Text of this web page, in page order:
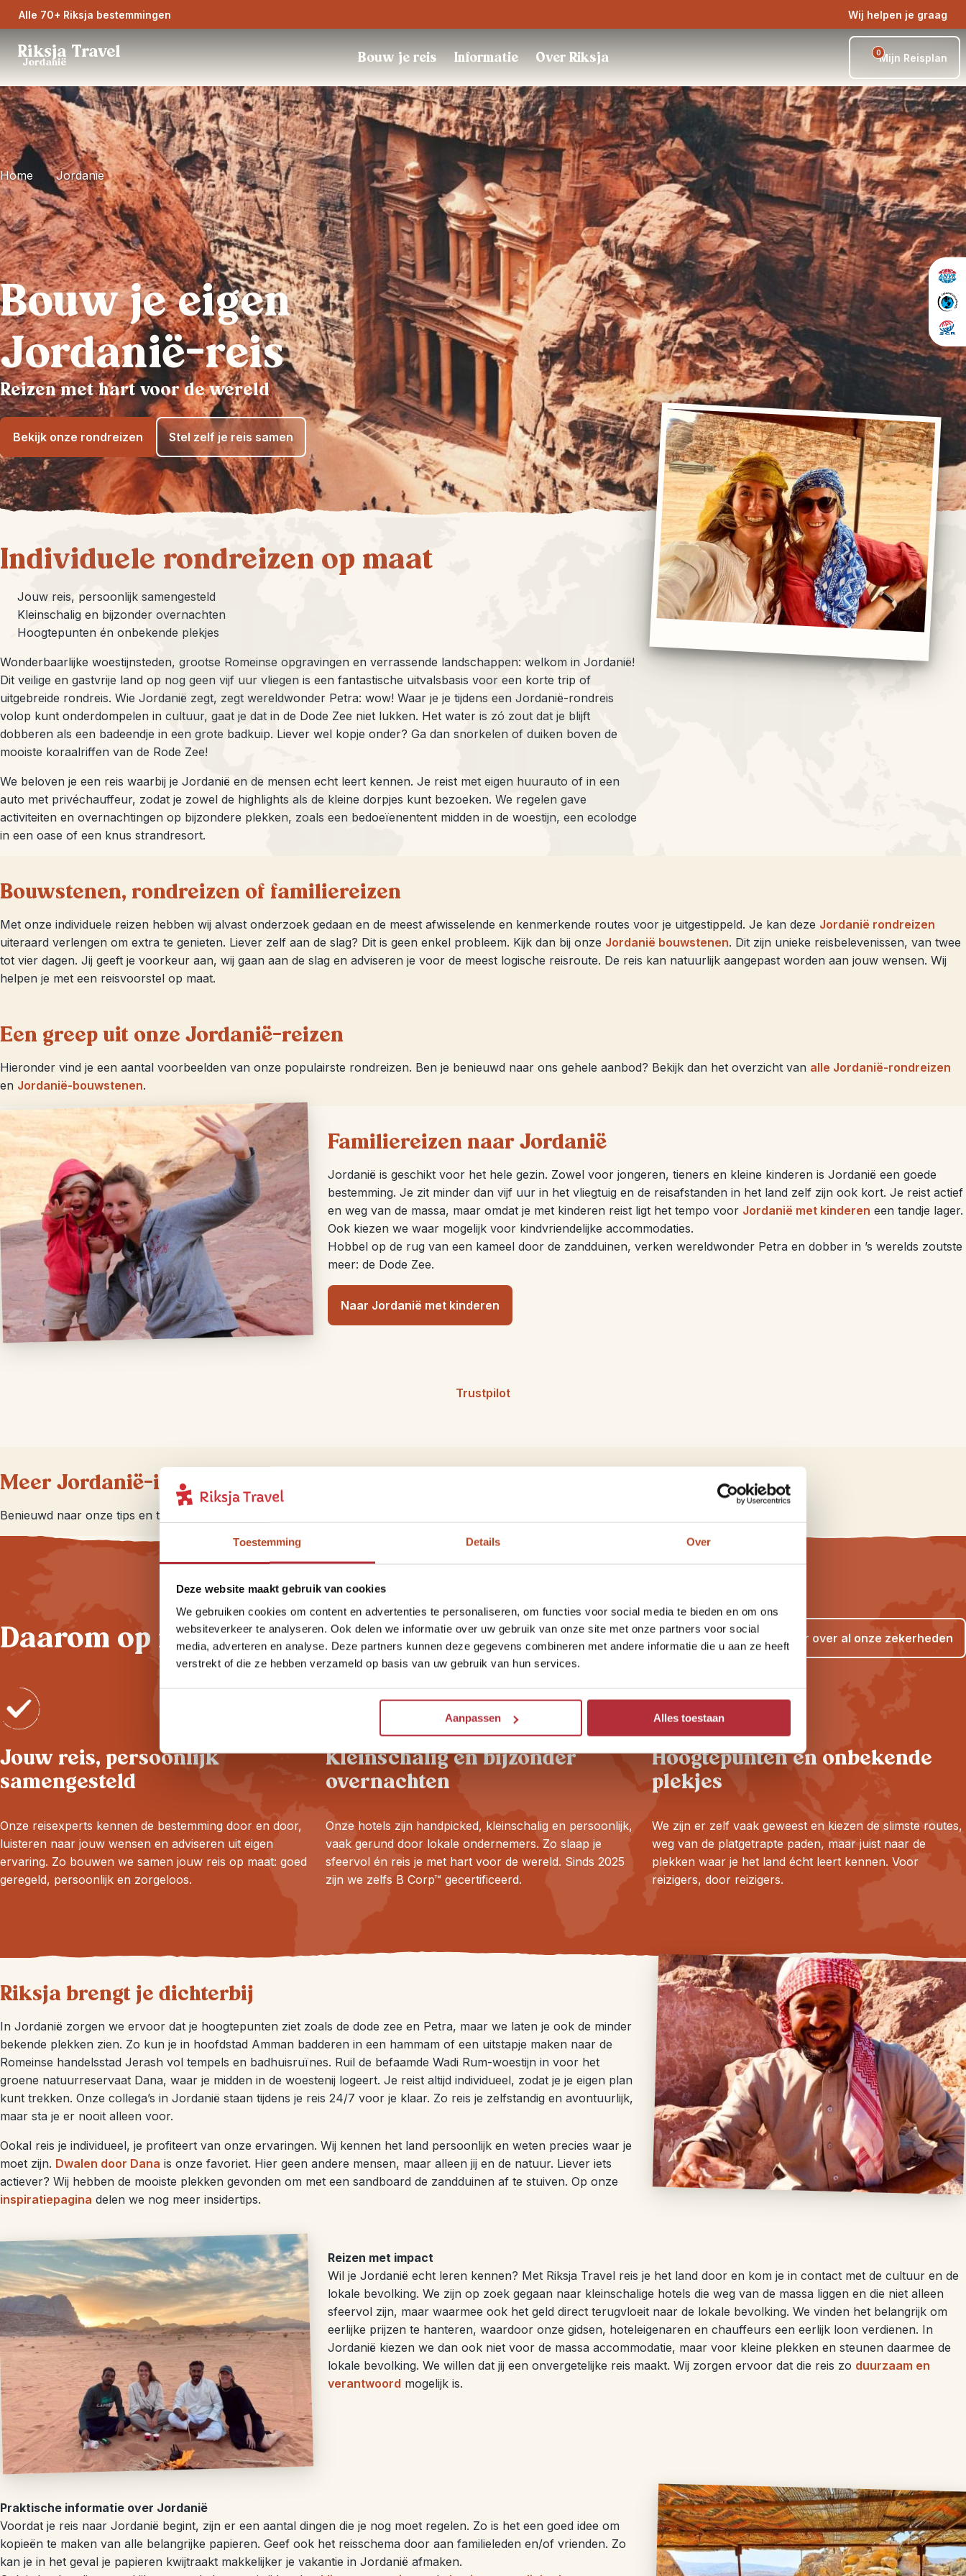
Toestemming Details Over
Deze website maakt gebruik van cookies
We gebruiken cookies om content en advertenties te personaliseren, om functies voor social media te bieden en om ons
websiteverkeer te analyseren. Ook delen we informatie over uw gebruik van onze site met onze partners voor social
media, adverteren en analyse. Deze partners kunnen deze gegevens combineren met andere informatie die u aan ze heeft
verstrekt of die ze hebben verzameld op basis van uw gebruik van hun services.
Aanpassen Alles toestaan
Alle 70+ Riksja bestemmingen Wij helpen je graag
Riksja Travel
Jordanië Bouw je reis Informatie Over Riksja 0Mijn Reisplan
Home Jordanie
Bouw je eigen
Jordanië-reis
Reizen met hart voor de wereld
Bekijk onze rondreizen Stel zelf je reis samen
Individuele rondreizen op maat
Jouw reis, persoonlijk samengesteld
Kleinschalig en bijzonder overnachten
Hoogtepunten én onbekende plekjes
Wonderbaarlijke woestijnsteden, grootse Romeinse opgravingen en verrassende landschappen: welkom in Jordanië!
Dit veilige en gastvrije land op nog geen vijf uur vliegen is een fantastische uitvalsbasis voor een korte trip of
uitgebreide rondreis. Wie Jordanië zegt, zegt wereldwonder Petra: wow! Waar je je tijdens een Jordanië-rondreis
volop kunt onderdompelen in cultuur, gaat je dat in de Dode Zee niet lukken. Het water is zó zout dat je blijft
dobberen als een badeendje in een grote badkuip. Liever wel kopje onder? Ga dan snorkelen of duiken boven de
mooiste koraalriffen van de Rode Zee!
We beloven je een reis waarbij je Jordanië en de mensen echt leert kennen. Je reist met eigen huurauto of in een
auto met privéchauffeur, zodat je zowel de highlights als de kleine dorpjes kunt bezoeken. We regelen gave
activiteiten en overnachtingen op bijzondere plekken, zoals een bedoeïenentent midden in de woestijn, een ecolodge
in een oase of een knus strandresort.
Bouwstenen, rondreizen of familiereizen
Met onze individuele reizen hebben wij alvast onderzoek gedaan en de meest afwisselende en kenmerkende routes voor je uitgestippeld. Je kan deze Jordanië rondreizen
uiteraard verlengen om extra te genieten. Liever zelf aan de slag? Dit is geen enkel probleem. Kijk dan bij onze Jordanië bouwstenen. Dit zijn unieke reisbelevenissen, van twee
tot vier dagen. Jij geeft je voorkeur aan, wij gaan aan de slag en adviseren je voor de meest logische reisroute. De reis kan natuurlijk aangepast worden aan jouw wensen. Wij
helpen je met een reisvoorstel op maat.
Een greep uit onze Jordanië-reizen
Hieronder vind je een aantal voorbeelden van onze populairste rondreizen. Ben je benieuwd naar ons gehele aanbod? Bekijk dan het overzicht van alle Jordanië-rondreizen
en Jordanië-bouwstenen.
Familiereizen naar Jordanië
Jordanië is geschikt voor het hele gezin. Zowel voor jongeren, tieners en kleine kinderen is Jordanië een goede
bestemming. Je zit minder dan vijf uur in het vliegtuig en de reisafstanden in het land zelf zijn ook kort. Je reist actief
en weg van de massa, maar omdat je met kinderen reist ligt het tempo voor Jordanië met kinderen een tandje lager.
Ook kiezen we waar mogelijk voor kindvriendelijke accommodaties.
Hobbel op de rug van een kameel door de zandduinen, verken wereldwonder Petra en dobber in ’s werelds zoutste
meer: de Dode Zee.
Naar Jordanië met kinderen
Trustpilot
Meer Jordanië-informatie en inspiratie
Benieuwd naar onze tips en tricks, reiservaringen en actuele nieuwtjes over Jordanië? Je vindt het allemaal op ons
Daarom op reis met Riksja Travel Lees meer over al onze zekerheden
Jouw reis, persoonlijk
samengesteld
Onze reisexperts kennen de bestemming door en door,
luisteren naar jouw wensen en adviseren uit eigen
ervaring. Zo bouwen we samen jouw reis op maat: goed
geregeld, persoonlijk en zorgeloos.
Kleinschalig en bijzonder
overnachten
Onze hotels zijn handpicked, kleinschalig en persoonlijk,
vaak gerund door lokale ondernemers. Zo slaap je
sfeervol én reis je met hart voor de wereld. Sinds 2025
zijn we zelfs B Corp™ gecertificeerd.
Hoogtepunten én onbekende
plekjes
We zijn er zelf vaak geweest en kiezen de slimste routes,
weg van de platgetrapte paden, maar juist naar de
plekken waar je het land écht leert kennen. Voor
reizigers, door reizigers.
Riksja brengt je dichterbij
In Jordanië zorgen we ervoor dat je hoogtepunten ziet zoals de dode zee en Petra, maar we laten je ook de minder
bekende plekken zien. Zo kun je in hoofdstad Amman badderen in een hammam of een uitstapje maken naar de
Romeinse handelsstad Jerash vol tempels en badhuisruïnes. Ruil de befaamde Wadi Rum-woestijn in voor het
groene natuurreservaat Dana, waar je midden in de woestenij logeert. Je reist altijd individueel, zodat je je eigen plan
kunt trekken. Onze collega’s in Jordanië staan tijdens je reis 24/7 voor je klaar. Zo reis je zelfstandig en avontuurlijk,
maar sta je er nooit alleen voor.
Ookal reis je individueel, je profiteert van onze ervaringen. Wij kennen het land persoonlijk en weten precies waar je
moet zijn. Dwalen door Dana is onze favoriet. Hier geen andere mensen, maar alleen jij en de natuur. Liever iets
actiever? Wij hebben de mooiste plekken gevonden om met een sandboard de zandduinen af te stuiven. Op onze
inspiratiepagina delen we nog meer insidertips.
Reizen met impact
Wil je Jordanië echt leren kennen? Met Riksja Travel reis je het land door en kom je in contact met de cultuur en de
lokale bevolking. We zijn op zoek gegaan naar kleinschalige hotels die weg van de massa liggen en die niet alleen
sfeervol zijn, maar waarmee ook het geld direct terugvloeit naar de lokale bevolking. We vinden het belangrijk om
eerlijke prijzen te hanteren, waardoor onze gidsen, hoteleigenaren en chauffeurs een eerlijk loon verdienen. In
Jordanië kiezen we dan ook niet voor de massa accommodatie, maar voor kleine plekken en steunen daarmee de
lokale bevolking. We willen dat jij een onvergetelijke reis maakt. Wij zorgen ervoor dat die reis zo duurzaam en
verantwoord mogelijk is.
Praktische informatie over Jordanië
Voordat je reis naar Jordanië begint, zijn er een aantal dingen die je nog moet regelen. Zo is het een goed idee om
kopieën te maken van alle belangrijke papieren. Geef ook het reisschema door aan familieleden en/of vrienden. Zo
kan je in het geval je papieren kwijtraakt makkelijker je vakantie in Jordanië afmaken.